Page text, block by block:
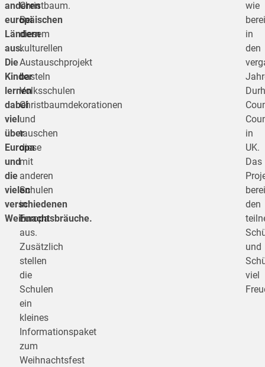
anderen
europäischen
Ländern
aus.
Die
Kinder
lernen
dabei
viel
über
Europa
und
die
vielen
verschiedenen
Weihnachtsbräuche.
Christbaum.
Bei
diesem
kulturellen
Austauschprojekt
basteln
Volksschulen
Christbaumdekorationen
und
tauschen
diese
mit
anderen
Schulen
in
Europa
aus.
Zusätzlich
stellen
die
Schulen
ein
kleines
Informationspaket
zum
Weihnachtsfest
wie
in
den
in
UK.
Das
den
und
viel